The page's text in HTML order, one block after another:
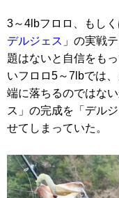
3～4lbフロロ、もし
デルジェス 」の実戦
題はないと自信をも
いフロロ5～7lbでは
端に落ちるのではな
ス」の完成を「デル
せてしまっていた。